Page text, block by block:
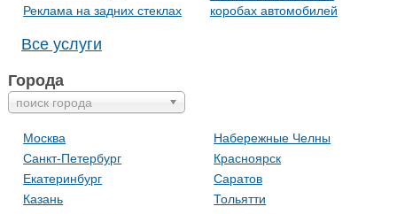
Реклама на задних стеклах
коробах автомобилей
Все услуги
Города
поиск города
Москва
Санкт-Петербург
Екатеринбург
Казань
Набережные Челны
Красноярск
Саратов
Тольятти